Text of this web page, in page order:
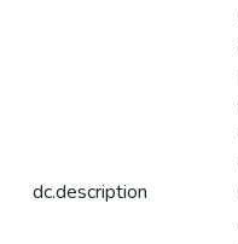
dc.description